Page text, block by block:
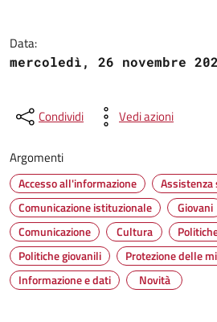
Data:
mercoledì, 26 novembre
Condividi Vedi azioni
Argomenti
Accesso all'informazione Assistenza
Comunicazione istituzionale
Giovani
Comunicazione
Cultura
Politiche giovanili
Protezione delle
Informazione e dati
Novità